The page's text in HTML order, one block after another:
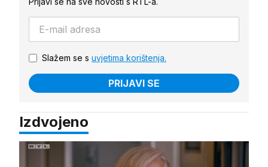
Slažem se s uvjetima korištenja.
PRIJAVI SE
Izdvojeno